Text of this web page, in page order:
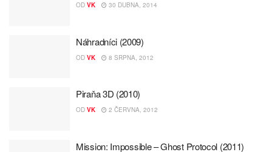
OD VK 30 DUBNA, 2014
Náhradníci (2009)
OD VK 8 SRPNA, 2012
Piraňa 3D (2010)
OD VK 2 ČERVNA, 2012
Mission: Impossible – Ghost Protocol (2011)